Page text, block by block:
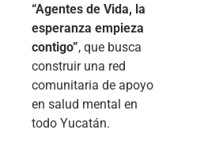
“Agentes de Vida, la
esperanza empieza
contigo”, que busca
construir una red
comunitaria de apoyo
en salud mental en
todo Yucatán.